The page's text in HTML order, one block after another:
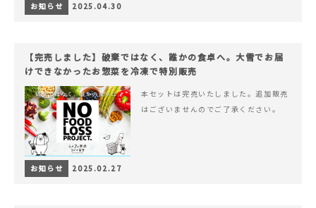
お知らせ 2025.04.30
【完売しました】破棄ではなく、誰かの食卓へ。大雪でお届
けできなかったお惣菜を冷凍で特別販売
本セットは完売いたしました。追加販売
はございませんのでご了承ください。
お知らせ 2025.02.27